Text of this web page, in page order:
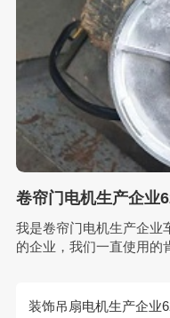
卷帘门电机生产企业
我是卷帘门电机生产企业
的企业，我们一直使用的
装饰吊扇电机生产企业